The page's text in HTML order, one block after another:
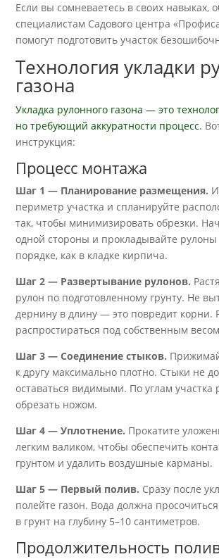
Если вы сомневаетесь в своих навыках,
специалистам Садового центра
помогут подготовить участок
Технология укладки
газона
Укладка рулонного газона — это
но требующий аккуратности процесс.
инструкция:
Процесс монтажа
Шаг 1 — Планирование размещения.
периметр участка и спланируйте
так, чтобы минимизировать обрезки.
одной стороны и прокладывайте
порядке, как в кладке кирпича.
Шаг 2 — Развертывание рулонов.
рулон по подготовленному грунту. Не
дернину в длину — это повредит корни.
распростираться под собственным
Шаг 3 — Соединение стыков.
к другу максимально плотно. Стыки не
оставаться видимыми. По углам участка
обрезать ножом.
Шаг 4 — Уплотнение. Прокатите
легким валиком, чтобы обеспечить
грунтом и удалить воздушные карманы.
Шаг 5 — Первый полив. Сразу после
полейте газон. Вода должна
в грунт на глубину 5–10 сантиметров.
Продолжительность